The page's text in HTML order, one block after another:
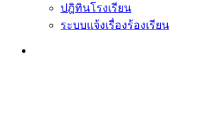
ปฎิทินโรงเรียน
ระบบแจ้งเรื่องร้องเรียน